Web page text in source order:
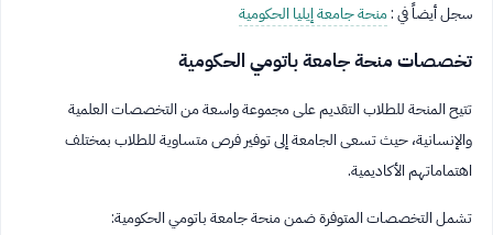
سجل أيضاً في :منحة جامعة إيليا الحكومية
تخصصات منحة جامعة باتومي الحكومية
تتيح المنحة للطلاب التقديم على مجموعة واسعة من التخصصات العلمية
والإنسانية، حيث تسعى الجامعة إلى توفير فرص متساوية للطلاب بمختلف
اهتماماتهم الأكاديمية.
تشمل التخصصات المتوفرة ضمن منحة جامعة باتومي الحكومية: